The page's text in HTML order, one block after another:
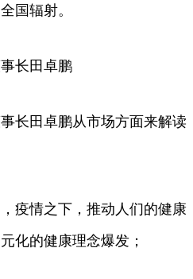
国辐射。
长田卓鹏
长田卓鹏从市场方面来解读
疫情之下，推动人们的健康
化的健康理念爆发；